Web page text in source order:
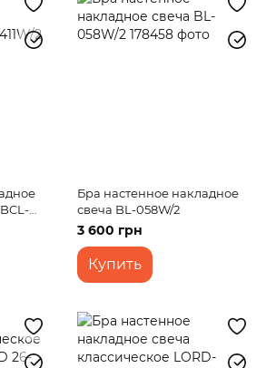
Бра настенное накладное
свеча BL-058W/2
3 600 грн
Купить